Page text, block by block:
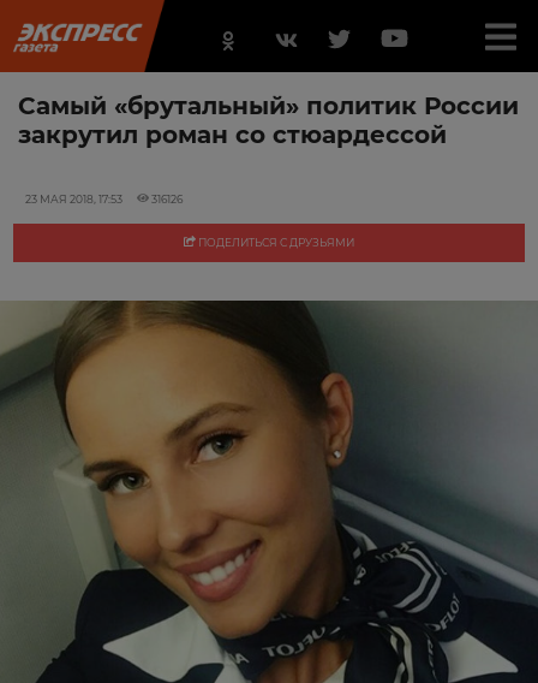
Самый «брутальный» политик России
закрутил роман со стюардессой
23 МАЯ 2018, 17:53 316126
ПОДЕЛИТЬСЯ С ДРУЗЬЯМИ